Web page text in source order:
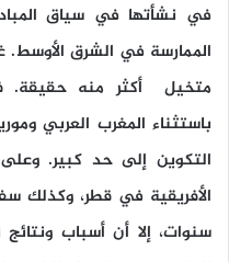
في نشأتها في سياق
الممارسة في الشرق الأوسط.
متخيل أكثر منه حقيقة.
باستثناء المغرب العربي
التكوين إلى حد كبير. وعلى
الأفريقية في قطر، وكذلك
سنوات، إلا أن أسباب ونتائج